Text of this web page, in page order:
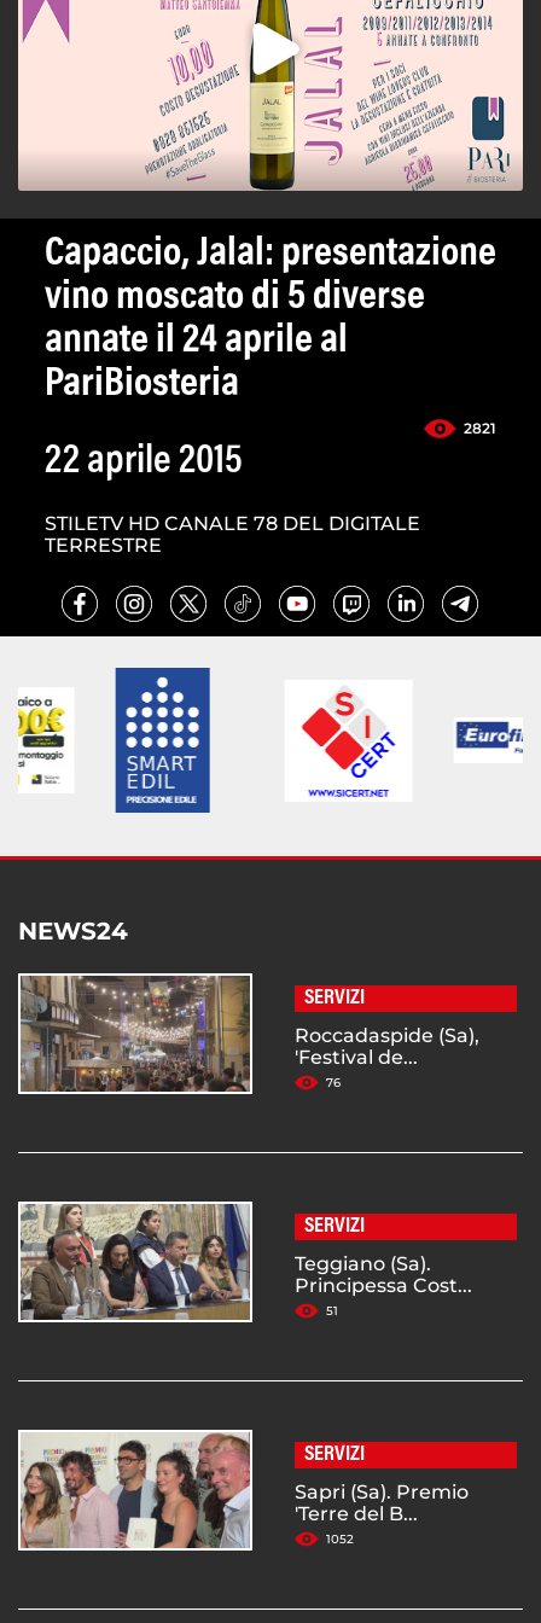
Capaccio, Jalal: presentazione
vino moscato di 5 diverse
annate il 24 aprile al
PariBiosteria
2821
22 aprile 2015
STILETV HD CANALE 78 DEL DIGITALE
TERRESTRE
NEWS24
SERVIZI
Roccadaspide (Sa),
'Festival de...
76
SERVIZI
Teggiano (Sa).
Principessa Cost...
51
SERVIZI
Sapri (Sa). Premio
'Terre del B...
1052